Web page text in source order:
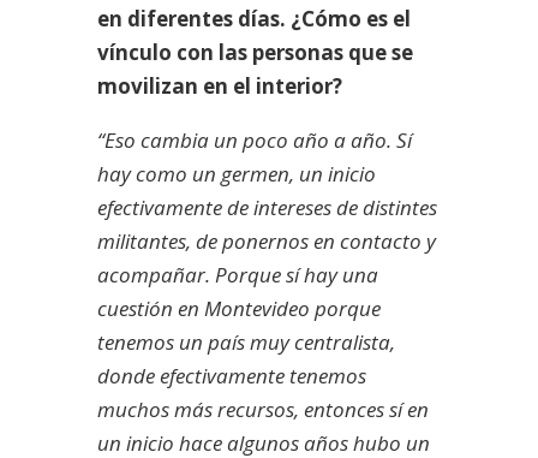
en diferentes días. ¿Cómo es el
vínculo con las personas que se
movilizan en el interior?
“Eso cambia un poco año a año. Sí
hay como un germen, un inicio
efectivamente de intereses de distintes
militantes, de ponernos en contacto y
acompañar. Porque sí hay una
cuestión en Montevideo porque
tenemos un país muy centralista,
donde efectivamente tenemos
muchos más recursos, entonces sí en
un inicio hace algunos años hubo un